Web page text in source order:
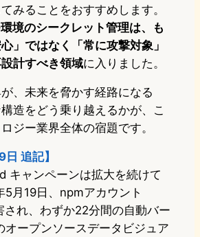
みることをおすすめします。
境のシークレット管理は、も
」ではなく「常に攻撃対象」
計すべき領域に入りました。
、未来を脅かす経路になる
造をどう乗り越えるかが、こ
ジー業界全体の宿題です。
追記】
キャンペーンは拡大を続けて
5月19日、npmアカウント
され、わずか22分間の自動バー
オープンソースデータビジュア